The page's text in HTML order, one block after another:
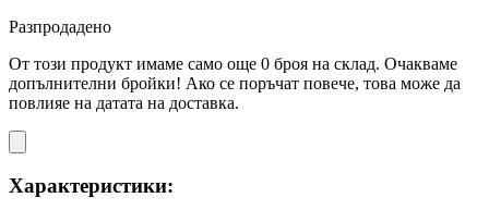
Разпродадено
От този продукт имаме само още 0 броя на склад. Очакваме
допълнителни бройки! Ако се поръчат повече, това може да
повлияе на датата на доставка.
Характеристики: